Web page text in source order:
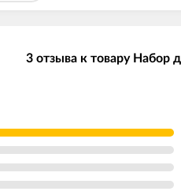
3 отзыва к товару Набор